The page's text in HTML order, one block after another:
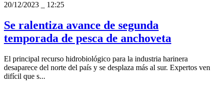
20/12/2023
12:25
Se ralentiza avance de segunda
temporada de pesca de anchoveta
El principal recurso hidrobiológico para la industria harinera
desaparece del norte del país y se desplaza más al sur. Expertos ven
difícil que s...